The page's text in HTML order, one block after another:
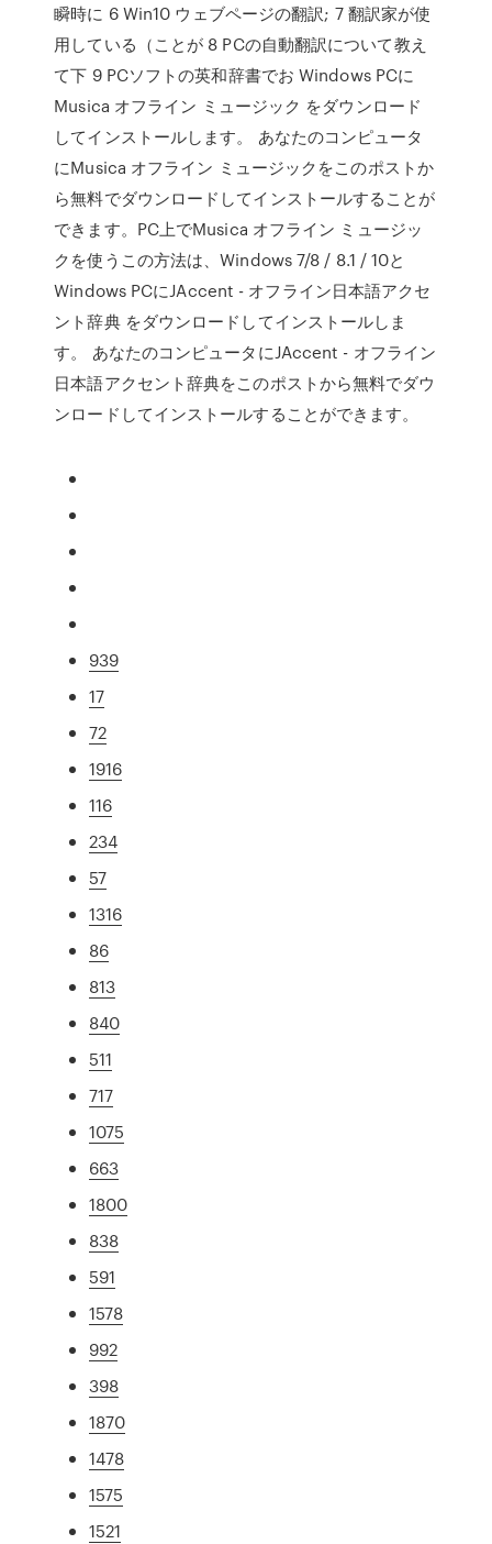
瞬時に 6 Win10 ウェブページの翻訳; 7 翻訳家が使
用している（ことが 8 PCの自動翻訳について教え
て下 9 PCソフトの英和辞書でお Windows PCに
Musica オフライン ミュージック をダウンロード
してインストールします。 あなたのコンピュータ
にMusica オフライン ミュージックをこのポストか
ら無料でダウンロードしてインストールすることが
できます。PC上でMusica オフライン ミュージッ
クを使うこの方法は、Windows 7/8 / 8.1 / 10と
Windows PCにJAccent - オフライン日本語アクセ
ント辞典 をダウンロードしてインストールしま
す。 あなたのコンピュータにJAccent - オフライン
日本語アクセント辞典をこのポストから無料でダウ
ンロードしてインストールすることができます。
939
17
72
1916
116
234
57
1316
86
813
840
511
717
1075
663
1800
838
591
1578
992
398
1870
1478
1575
1521